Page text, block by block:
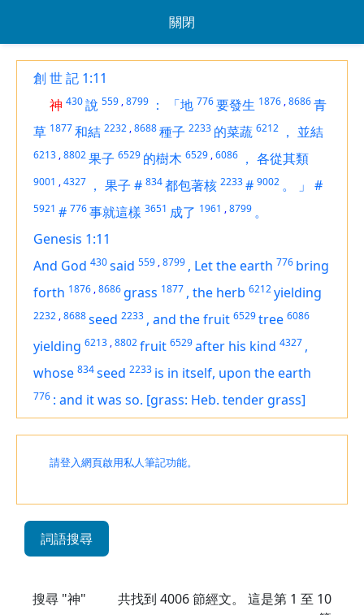
關閉
創 世 記 1:11
神 430說 559 ,8799 ： 「地 776要發生 1876 ,8686青
草 1877和結 2232 ,8688種子 2233 的菜蔬 6212 ， 並結
6213 ,8802果子 6529 的樹木 6529 ,6086 ， 各從其類
9001 ,4327 ， 果子 # 834都包著核 2233# 9002 。 」 #
5921 # 776事就這樣 3651 成了 1961 ,8799 。
Genesis 1:11
And God 430said 559 ,8799 , Let the earth 776 bring
forth 1876 ,8686 grass 1877 , the herb 6212yielding
2232 ,8688seed 2233 , and the fruit 6529tree 6086
yielding 6213 ,8802fruit 6529after his kind 4327 ,
whose 834seed 2233 is in itself, upon the earth
776 : and it was so. [grass: Heb. tender grass]
請登入網頁啟用私人筆記功能。
詞語搜尋
搜尋 "神" 共找到 4006節經文。 這是第 1 至 10